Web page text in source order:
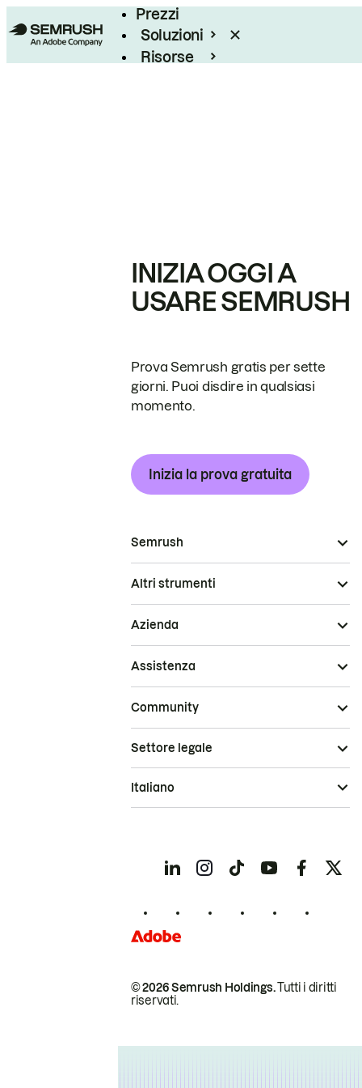
Prezzi
Soluzioni
Risorse
INIZIA OGGI A
USARE SEMRUSH
Prova Semrush gratis per sette
giorni. Puoi disdire in qualsiasi
momento.
Inizia la prova gratuita
Semrush
Altri strumenti
Azienda
Assistenza
Community
© 2026 Semrush Holdings.Tutti i diritti
riservati.
Settore legale
Italiano